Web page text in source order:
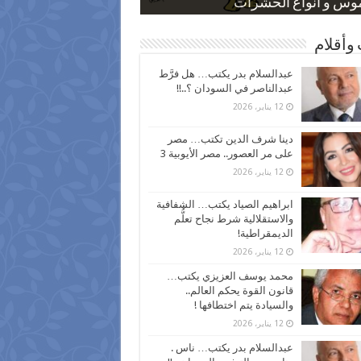
و أنواع الحشرات
بعد ارتفاع الأسعار
نسبة الطلاق في مصر
كاركاتيرية
كاركاتيرية
وأقلام
عبدالسلام بدر يكتب… هل فرَّط
عبدالناصر في السودان ؟..!!
12 يناير، 2026
دينا شرف الدين تكتب… مصر
على مر العصور.. مصر الأيوبية 3
12 يناير، 2026
ابراهيم الصياد يكتب… الشفافية
والاستقلالية شرط نجاح تعلُّم
الديمقراطية!
12 يناير، 2026
محمد يوسف العزيزي يكتب…
قانون القوة يحكم العالم..
والسيادة يتم اختطافها !
12 يناير، 2026
عبدالسلام بدر يكتب… ناس .